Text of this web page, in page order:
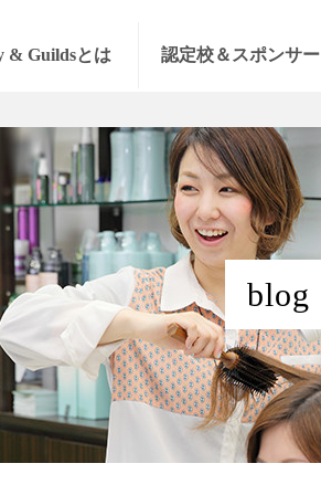
& Guildsとは 認定校＆スポンサー
blog